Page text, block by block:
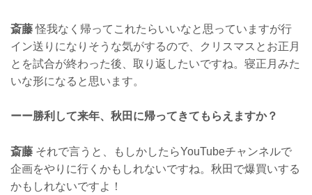
斎藤怪我なく帰ってこれたらいいなと思っていますが行
イン送りになりそうな気がするので、クリスマスとお正月
とを試合が終わった後、取り返したいですね。寝正月みた
いな形になると思います。
ーー勝利して来年、秋田に帰ってきてもらえますか？
斎藤 それで言うと、もしかしたらYouTubeチャンネルで
企画をやりに行くかもしれないですね。秋田で爆買いする
かもしれないですよ！